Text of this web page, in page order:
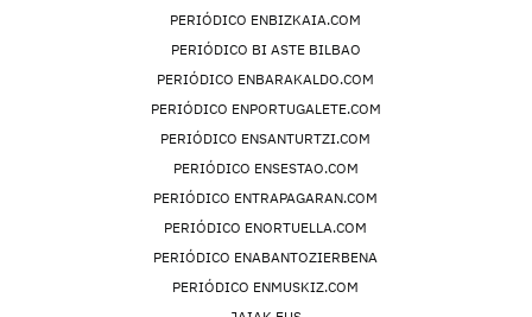
PERIÓDICO ENBIZKAIA.COM
PERIÓDICO BI ASTE BILBAO
PERIÓDICO ENBARAKALDO.COM
PERIÓDICO ENPORTUGALETE.COM
PERIÓDICO ENSANTURTZI.COM
PERIÓDICO ENSESTAO.COM
PERIÓDICO ENTRAPAGARAN.COM
PERIÓDICO ENORTUELLA.COM
PERIÓDICO ENABANTOZIERBENA
PERIÓDICO ENMUSKIZ.COM